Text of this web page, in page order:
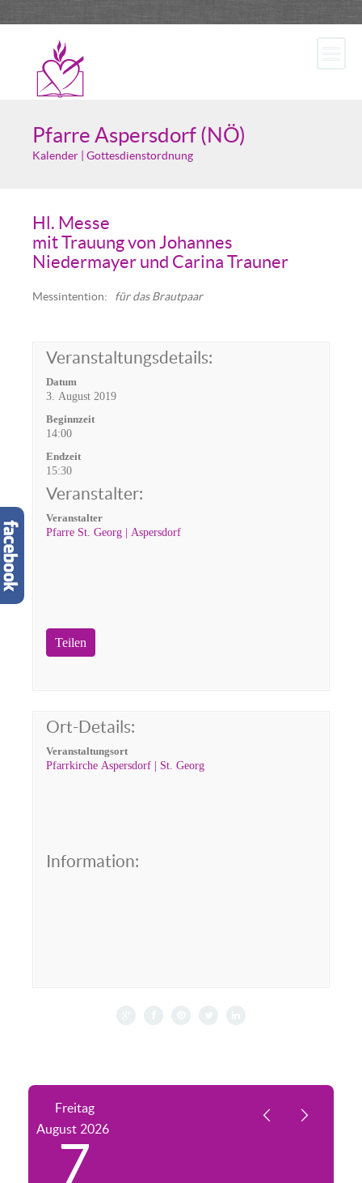
Pfarre Aspersdorf (NÖ)
Kalender | Gottesdienstordnung
Hl. Messe
mit Trauung von Johannes
Niedermayer und Carina Trauner
Messintention: für das Brautpaar
Veranstaltungsdetails:
Datum
3. August 2019
Beginnzeit
14:00
Endzeit
15:30
Veranstalter:
Veranstalter
Pfarre St. Georg | Aspersdorf
Teilen
Ort-Details:
Veranstaltungsort
Pfarrkirche Aspersdorf | St. Georg
Information:
Freitag
August 2026
7